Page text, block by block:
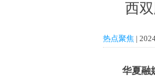
西
热点聚焦 |
华夏融